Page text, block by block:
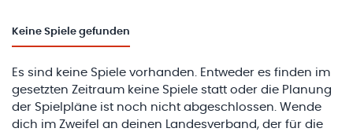
Keine Spiele gefunden
Es sind keine Spiele vorhanden. Entweder es finden im
gesetzten Zeitraum keine Spiele statt oder die Planung
der Spielpläne ist noch nicht abgeschlossen. Wende
dich im Zweifel an deinen Landesverband, der für die